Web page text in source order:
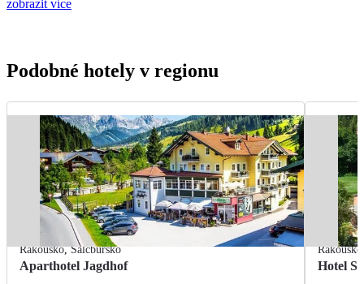
zobrazit více
Podobné hotely v regionu
Rakousko,Salcbursko
Aparthotel Jagdhof
Rakousko
Hotel